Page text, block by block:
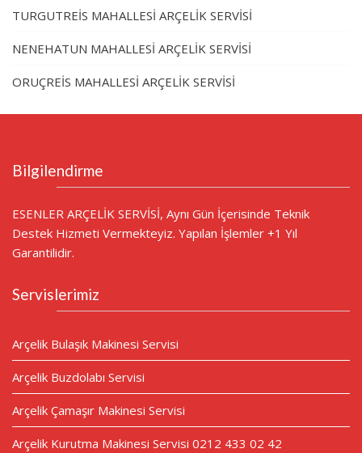
TURGUTREİS MAHALLESİ ARÇELİK SERVİSİ
NENEHATUN MAHALLESİ ARÇELİK SERVİSİ
ORUÇREİS MAHALLESİ ARÇELİK SERVİSİ
Bilgilendirme
ESENLER ARÇELİK SERVİSİ, Aynı Gün İçerisinde Teknik
Destek Hizmeti Vermekteyiz. Yapılan İşlemler +1 Yıl
Garantilidir.
Servislerimiz
Arçelik Bulaşık Makinesi Servisi
Arçelik Buzdolabı Servisi
Arçelik Çamaşır Makinesi Servisi
Arçelik Kurutma Makinesi Servisi 0212 433 02 42